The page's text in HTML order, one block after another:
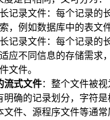
记录文件：每个记录的
，例如数据库中的表文
记录文件：每个记录的
应不同信息的存储需求
文件。
流式文件：整个文件被
明确的记录划分，字符
文件、源程序文件等通